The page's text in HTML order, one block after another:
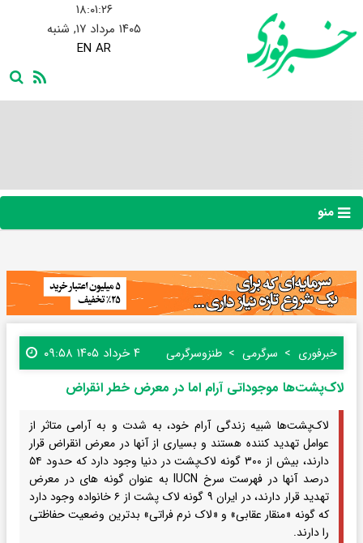
۱۸:۰۱:۲۸
۱۴۰۵ مرداد ۱۷, شنبه
EN AR
منو
خبرفوری سرگرمی طنز‌و‌سرگرمی ۴ خرداد ۱۴۰۵ ۰۹:۵۸
لاک‌پشت‌ها موجوداتی آرام اما در معرض خطر انقراض
لاک‌پشت‌ها شبیه زندگی آرام خود، به شدت و به آرامی متاثر از
عوامل تهدید کننده هستند و بسیاری از آنها در معرض انقراض قرار
دارند، بیش از ۳۰۰ گونه لاک‌پشت‌ ‌در دنیا وجود دارد که حدود ۵۴
درصد آنها در فهرست سرخ IUCN به عنوان گونه ‌های در معرض
تهدید قرار دارند، در ایران ۹ گونه لاک پشت از ۶ خانواده وجود دارد
که گونه «منقار عقابی» و «لاک نرم فراتی» بدترین وضعیت حفاظتی
را دارند.